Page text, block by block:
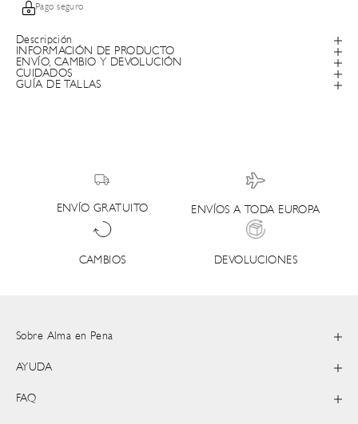
Pago seguro
Descripción
INFORMACIÓN DE PRODUCTO
ENVÍO, CAMBIO Y DEVOLUCIÓN
CUIDADOS
GUÍA DE TALLAS
ENVÍO GRATUITO ENVÍOS A TODA EUROPA
CAMBIOS DEVOLUCIONES
Sobre Alma en Pena
AYUDA
FAQ